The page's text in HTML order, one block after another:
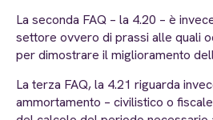
La seconda FAQ – la 4.20 – è
settore ovvero di prassi alle quali
per dimostrare il miglioramento
La terza FAQ, la 4.21 riguarda
ammortamento – civilistico o